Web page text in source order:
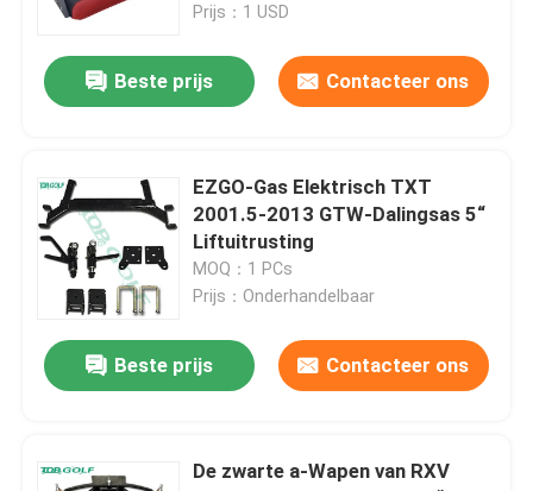
golfkar
Elektrogolfkar
De Uitrustingen van de de Karlift van het clubgolf
Het Stootkussengloed van de golfkar
De Straatbanden van de golfkar
Golf Elektrische Motor Met fouten
Prijs：1 USD
Beste prijs Contacteer ons
EZGO-Gas Elektrisch TXT
2001.5-2013 GTW-Dalingsas 5“
Liftuitrusting
MOQ：1 PCs
Prijs：Onderhandelbaar
Beste prijs Contacteer ons
De zwarte a-Wapen van RXV